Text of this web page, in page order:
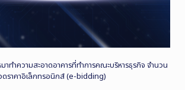
มาทำความสะอาดอาคารที่ทำการคณะบริหารธุรกิจ จำนวน
ดราคาอิเล็กทรอนิกส์ (e-bidding)